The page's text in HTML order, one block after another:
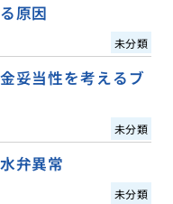
原因
未分類
妥当性を考えるブ
未分類
弁異常
未分類